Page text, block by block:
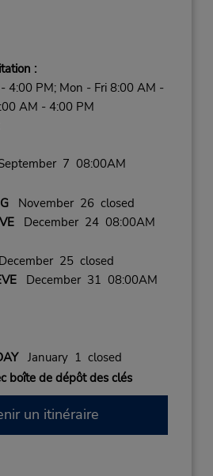
:
4:00 PM; Mon - Fri 8:00 AM -
AM - 4:00 PM
7 08:00AM
November 26 closed
December 24 08:00AM
25 closed
December 31 08:00AM
January 1 closed
boîte de dépôt des clés
un itinéraire